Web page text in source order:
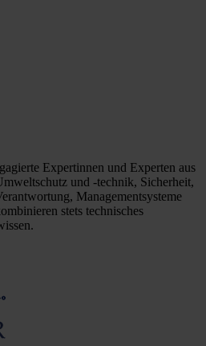
Expertinnen und Experten aus
und -technik, Sicherheit,
Managementsysteme
stets technisches